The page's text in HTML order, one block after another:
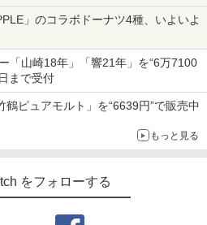
」のコラボドーナツ4種、いよいよ
「山崎18年」「響21年」を“6万7100
まで受付
ピュアモルト」を“6639円”で販売中
もっと見る
をフォローする